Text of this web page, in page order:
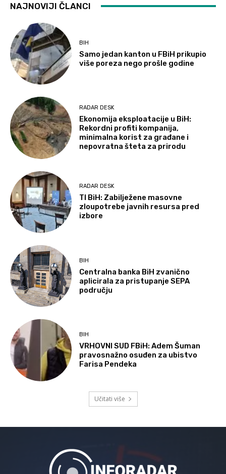
NAJNOVIJI ČLANCI
BIH
Samo jedan kanton u FBiH prikupio
više poreza nego prošle godine
RADAR DESK
Ekonomija eksploatacije u BiH:
Rekordni profiti kompanija,
minimalna korist za građane i
nepovratna šteta za prirodu
RADAR DESK
TI BiH: Zabilježene masovne
zloupotrebe javnih resursa pred
izbore
BIH
Centralna banka BiH zvanično
aplicirala za pristupanje SEPA
području
BIH
VRHOVNI SUD FBiH: Adem Šuman
pravosnažno osuđen za ubistvo
Farisa Pendeka
Učitati više